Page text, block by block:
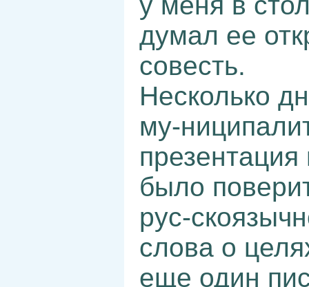
думал ее
совесть.
Несколько
му-
было
рус-
слова о
еще один